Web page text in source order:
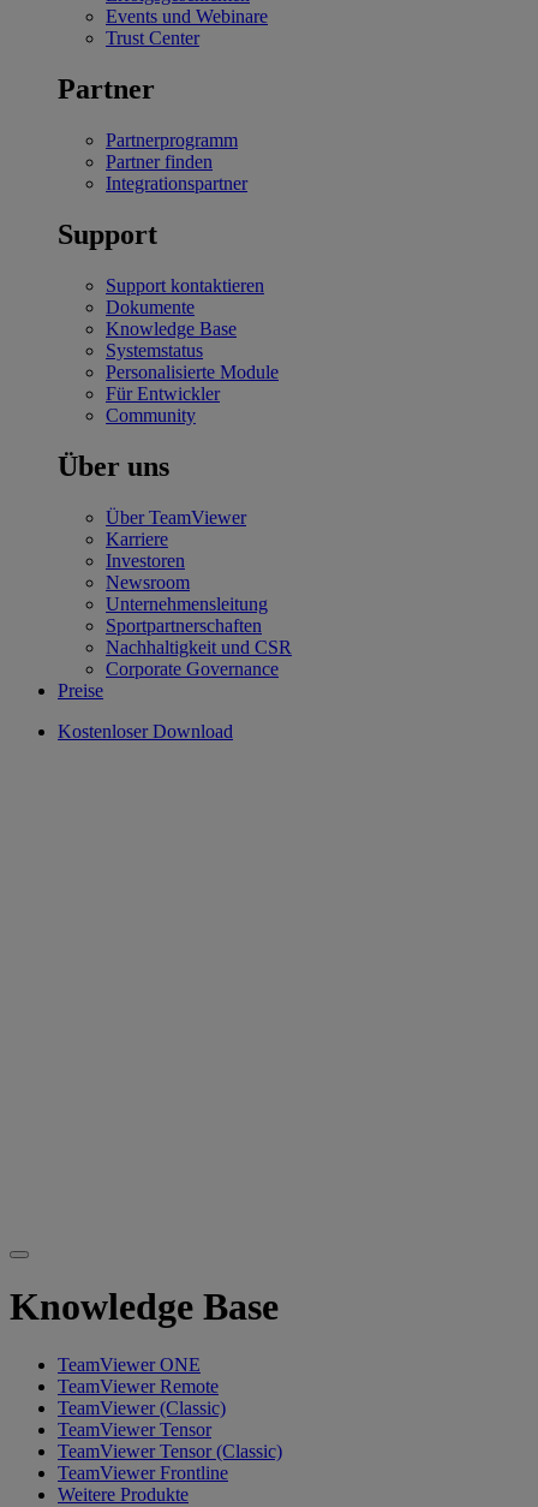
Events und Webinare
Trust Center
Partner
Partnerprogramm
Partner finden
Integrationspartner
Support
Support kontaktieren
Dokumente
Knowledge Base
Systemstatus
Personalisierte Module
Für Entwickler
Community
Über uns
Über TeamViewer
Karriere
Investoren
Newsroom
Unternehmensleitung
Sportpartnerschaften
Nachhaltigkeit und CSR
Corporate Governance
Preise
Kostenloser Download
Knowledge Base
TeamViewer ONE
TeamViewer Remote
TeamViewer (Classic)
TeamViewer Tensor
TeamViewer Tensor (Classic)
TeamViewer Frontline
Weitere Produkte